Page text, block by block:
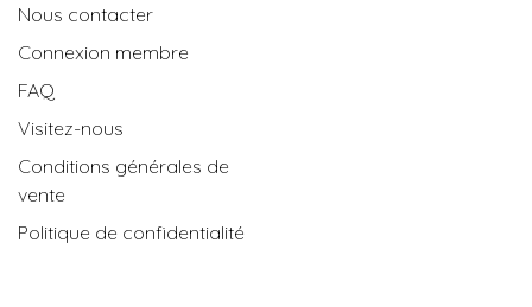
Nous contacter
Connexion membre
FAQ
Visitez-nous
Conditions générales de
vente
Politique de confidentialité